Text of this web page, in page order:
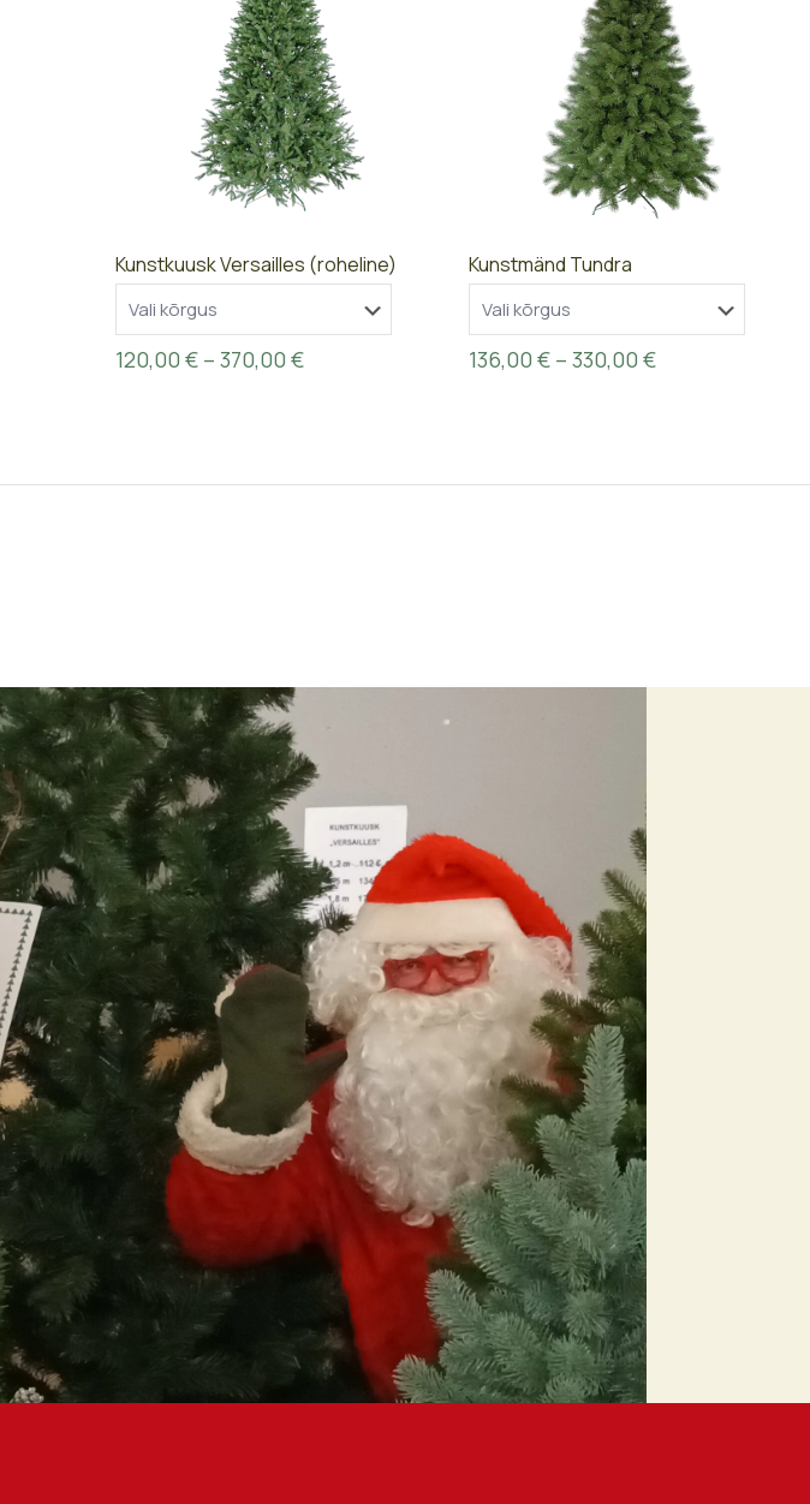
Kunstkuusk Versailles (roheline)
120,00 € – 370,00 €Price
370,00 €
Kunstmänd Tundra
136,00 € – 330,00 €Price
330,00 €